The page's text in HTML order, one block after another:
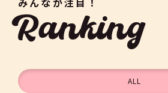
Ranking
ALL